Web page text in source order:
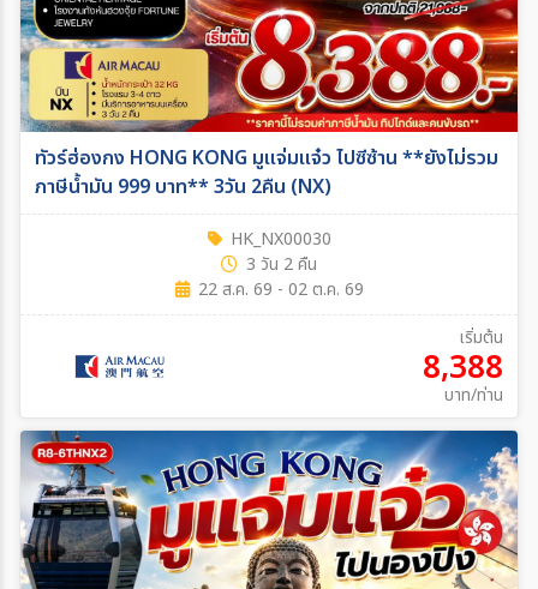
ทัวร์ฮ่องกง HONG KONG มูแจ่มแจ๋ว ไปซีซ้าน **ยังไม่รวม
ภาษีน้ำมัน 999 บาท** 3วัน 2คืน (NX)
HK_NX00030
3 วัน 2 คืน
22 ส.ค. 69 - 02 ต.ค. 69
เริ่มต้น
8,388
บาท/ท่าน